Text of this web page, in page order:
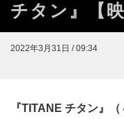
チタン』【
2022年3月31日 / 09:34
『TITANE チタン』（